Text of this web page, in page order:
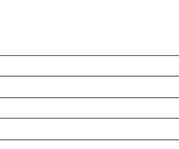
ब्लग